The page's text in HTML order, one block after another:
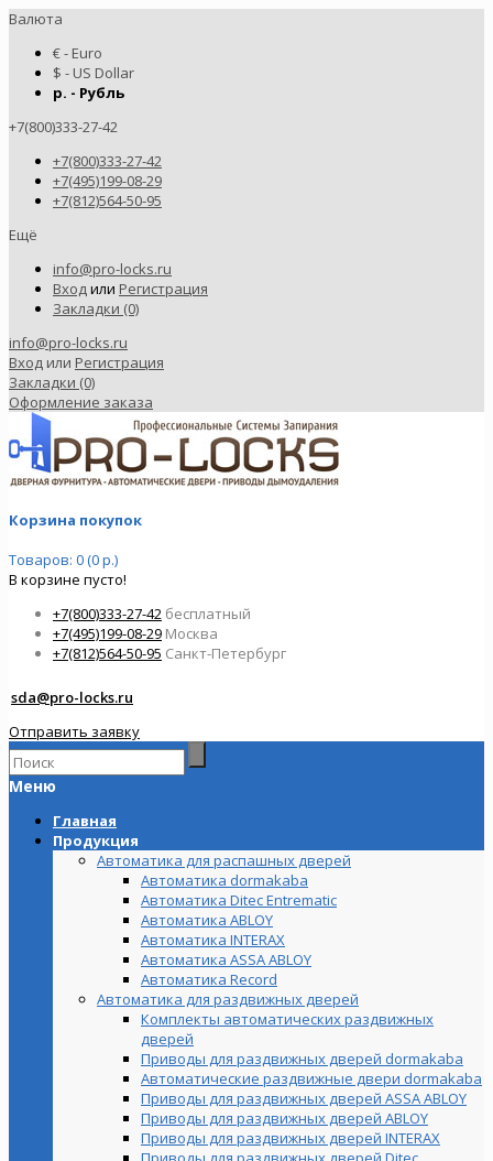
Валюта
€ - Euro
$ - US Dollar
р. - Рубль
+7(800)333-27-42
+7(800)333-27-42
+7(495)199-08-29
+7(812)564-50-95
Ещё
info@pro-locks.ru
Входили Регистрация
Закладки (0)
info@pro-locks.ru
Вход или Регистрация
Закладки (0)
Оформление заказа
Корзина покупок
Товаров: 0 (0 р.)
В корзине пусто!
+7(800)333-27-42 бесплатный
+7(495)199-08-29 Москва
+7(812)564-50-95 Санкт-Петербург
sda@pro-locks.ru
Отправить заявку
Меню
Главная
Продукция
Автоматика для распашных дверей
Автоматика dormakaba
Автоматика Ditec Entrematic
Автоматика ABLOY
Автоматика INTERAX
Автоматика ASSA ABLOY
Автоматика Record
Автоматика для раздвижных дверей
Комплекты автоматических раздвижных
дверей
Приводы для раздвижных дверей dormakaba
Автоматические раздвижные двери dormakaba
Приводы для раздвижных дверей ASSA ABLOY
Приводы для раздвижных дверей ABLOY
Приводы для раздвижных дверей INTERAX